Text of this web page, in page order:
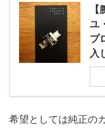
ユ
プ
入
希望としては純正の